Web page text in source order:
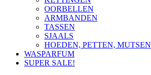
OORBELLEN
ARMBANDEN
TASSEN
SJAALS
HOEDEN, PETTEN, MUTSEN
WASPARFUM
SUPER SALE!